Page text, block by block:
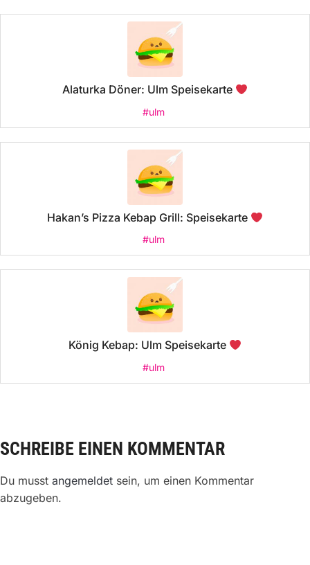
Alaturka Döner: Ulm Speisekarte
#ulm
Hakan’s Pizza Kebap Grill: Speisekarte
#ulm
König Kebap: Ulm Speisekarte
#ulm
SCHREIBE EINEN KOMMENTAR
Du musst angemeldet sein, um einen Kommentar
abzugeben.